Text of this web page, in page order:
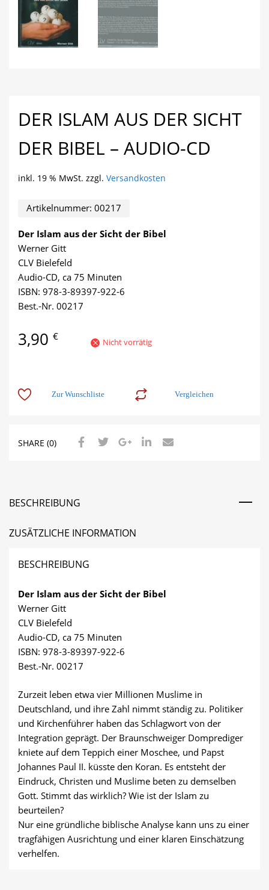
DER ISLAM AUS DER SICHT
DER BIBEL – AUDIO-CD
inkl. 19 % MwSt. zzgl. Versandkosten
Artikelnummer: 00217
Der Islam aus der Sicht der Bibel
Werner Gitt
CLV Bielefeld
Audio-CD, ca 75 Minuten
ISBN: 978-3-89397-922-6
Best.-Nr. 00217
3,90 € Nicht vorrätig
Vergleichen
Zur Wunschliste
SHARE (0)
BESCHREIBUNG
ZUSÄTZLICHE INFORMATION
BESCHREIBUNG
Der Islam aus der Sicht der Bibel
Werner Gitt
CLV Bielefeld
Audio-CD, ca 75 Minuten
ISBN: 978-3-89397-922-6
Best.-Nr. 00217
Zurzeit leben etwa vier Millionen Muslime in
Deutschland, und ihre Zahl nimmt ständig zu. Politiker
und Kirchenführer haben das Schlagwort von der
Integration geprägt. Der Braunschweiger Domprediger
kniete auf dem Teppich einer Moschee, und Papst
Johannes Paul II. küsste den Koran. Es entsteht der
Eindruck, Christen und Muslime beten zu demselben
Gott. Stimmt das wirklich? Wie ist der Islam zu
beurteilen?
Nur eine gründliche biblische Analyse kann uns zu einer
tragfähigen Ausrichtung und einer klaren Einschätzung
verhelfen.